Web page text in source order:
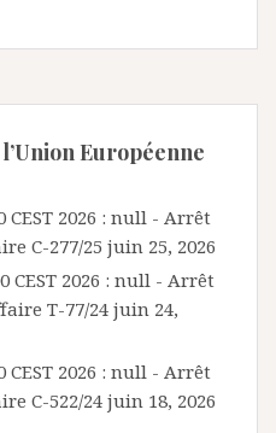
Européenne
CEST 2026 : null - Arrêt
C-277/25 juin 25, 2026
CEST 2026 : null - Arrêt
T-77/24 juin 24,
CEST 2026 : null - Arrêt
C-522/24 juin 18, 2026